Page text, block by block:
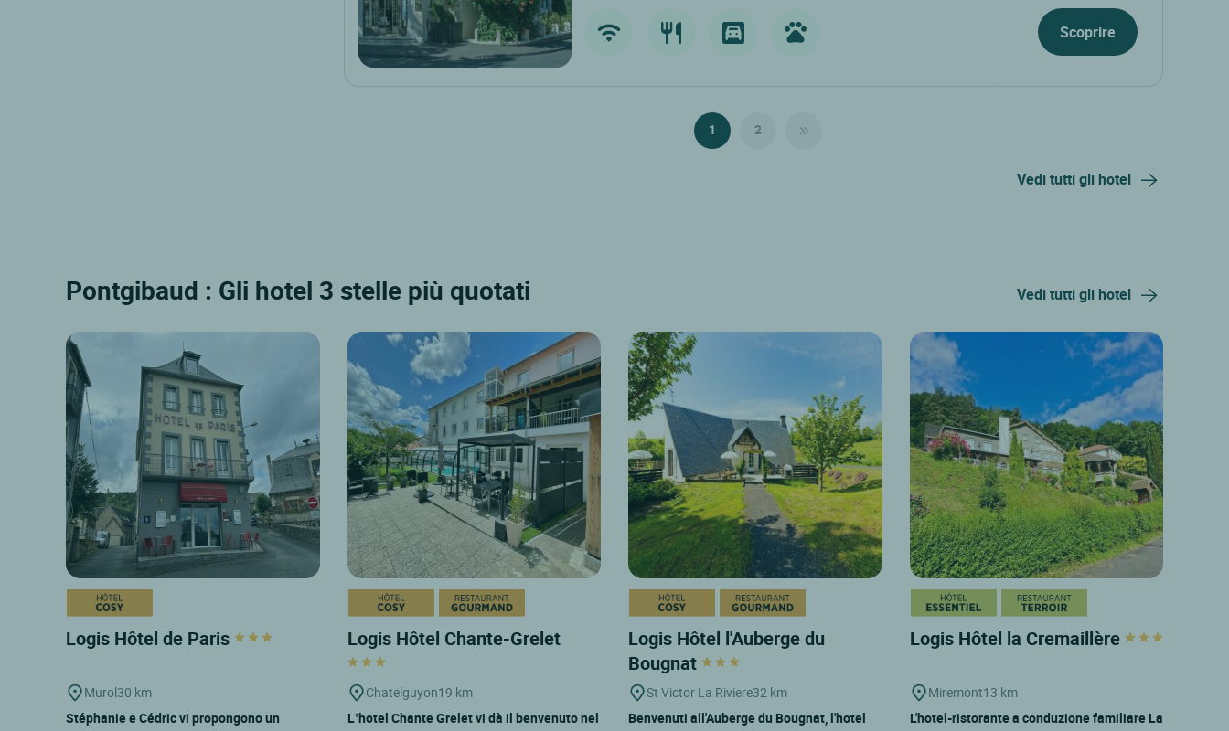
Scoprire
1 2
Vedi tutti gli hotel
Pontgibaud : Gli hotel 3 stelle più quotati Vedi tutti gli hotel
Logis Hôtel de Paris
Murol30 km
Stéphanie e Cédric vi propongono un
Logis Hôtel Chante-Grelet
Chatelguyon19 km
L’hotel Chante Grelet vi dà il benvenuto nel
Logis Hôtel l'Auberge du
Bougnat
St Victor La Riviere32 km
Benvenuti all'Auberge du Bougnat, l'hotel
Logis Hôtel la Cremaillère
Miremont13 km
L'hotel-ristorante a conduzione familiare La